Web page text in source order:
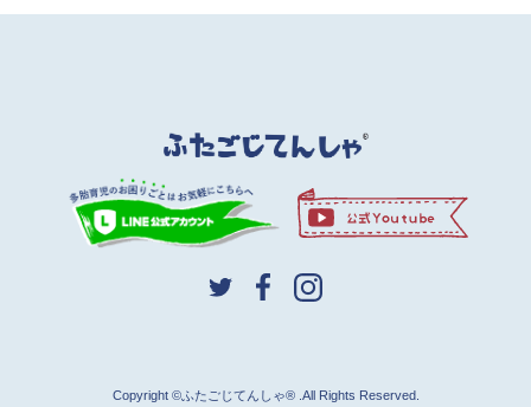
Copyright ©ふたごじてんしゃ® .All Rights Reserved.